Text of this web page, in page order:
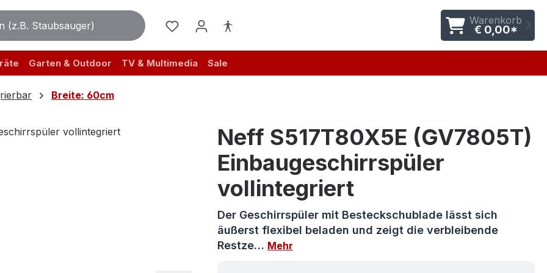
Warenkorb
€ 0,00*
Garten & Outdoor TV & Multimedia Sale
Breite: 60cm
Neff S517T80X5E (GV7805T)
Einbaugeschirrspüler
vollintegriert
Der Geschirrspüler mit Besteckschublade lässt sich
äußerst flexibel beladen und zeigt die verbleibende
Restze… Mehr